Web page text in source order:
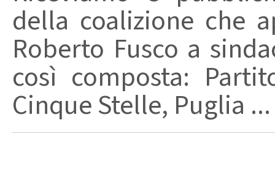
della coalizione che
Roberto Fusco a
così composta:
Cinque Stelle, Puglia ...